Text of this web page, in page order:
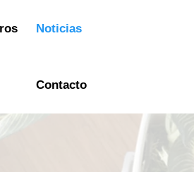
Noticias
Contacto